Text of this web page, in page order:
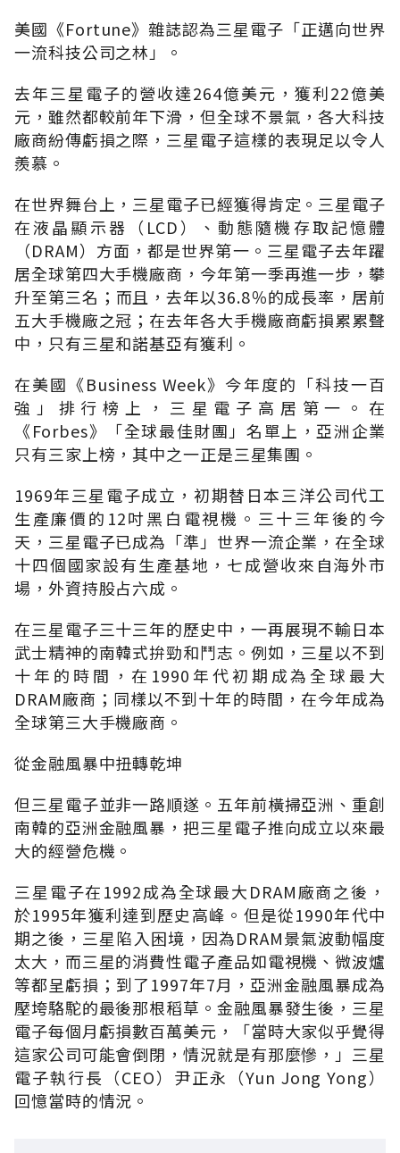
美國《Fortune》雜誌認為三星電子「正邁向世界
一流科技公司之林」。
去年三星電子的營收達264億美元，獲利22億美
元，雖然都較前年下滑，但全球不景氣，各大科技
廠商紛傳虧損之際，三星電子這樣的表現足以令人
羨慕。
在世界舞台上，三星電子已經獲得肯定。三星電子
在液晶顯示器（LCD）、動態隨機存取記憶體
（DRAM）方面，都是世界第一。三星電子去年躍
居全球第四大手機廠商，今年第一季再進一步，攀
升至第三名；而且，去年以36.8％的成長率，居前
五大手機廠之冠；在去年各大手機廠商虧損累累聲
中，只有三星和諾基亞有獲利。
在美國《Business Week》今年度的「科技一百
強」排行榜上，三星電子高居第一。在
《Forbes》「全球最佳財團」名單上，亞洲企業
只有三家上榜，其中之一正是三星集團。
1969年三星電子成立，初期替日本三洋公司代工
生產廉價的12吋黑白電視機。三十三年後的今
天，三星電子已成為「準」世界一流企業，在全球
十四個國家設有生產基地，七成營收來自海外市
場，外資持股占六成。
在三星電子三十三年的歷史中，一再展現不輸日本
武士精神的南韓式拚勁和鬥志。例如，三星以不到
十年的時間，在1990年代初期成為全球最大
DRAM廠商；同樣以不到十年的時間，在今年成為
全球第三大手機廠商。
從金融風暴中扭轉乾坤
但三星電子並非一路順遂。五年前橫掃亞洲、重創
南韓的亞洲金融風暴，把三星電子推向成立以來最
大的經營危機。
三星電子在1992成為全球最大DRAM廠商之後，
於1995年獲利達到歷史高峰。但是從1990年代中
期之後，三星陷入困境，因為DRAM景氣波動幅度
太大，而三星的消費性電子產品如電視機、微波爐
等都呈虧損；到了1997年7月，亞洲金融風暴成為
壓垮駱駝的最後那根稻草。金融風暴發生後，三星
電子每個月虧損數百萬美元，「當時大家似乎覺得
這家公司可能會倒閉，情況就是有那麼慘，」三星
電子執行長（CEO）尹正永（Yun Jong Yong）
回憶當時的情況。